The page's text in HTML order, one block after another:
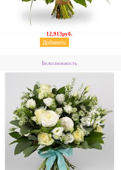
12,913руб.
Белоснежность